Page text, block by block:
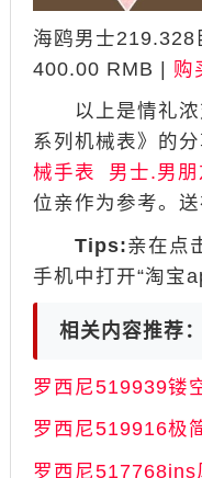
海鸥男士219.328
400.00 RMB | 购
以上是情礼浓
系列机械表》的
械手表
男士.男朋
位亲作为参考。
Tips:亲在点
手机中打开“淘宝
相关内容推荐：
罗西尼519939镂
罗西尼519916极
罗西尼517768ins